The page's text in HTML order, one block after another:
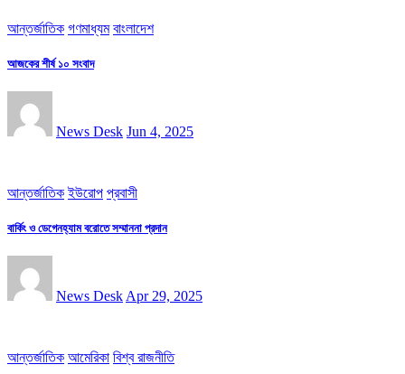
আন্তর্জাতিক গণমাধ্যম বাংলাদেশ
আজকের শীর্ষ ১০ সংবাদ
News Desk Jun 4, 2025
আন্তর্জাতিক ইউরোপ প্রবাসী
বার্কিং ও ডেগেনহ্যাম বরোতে সম্মাননা প্রদান
News Desk Apr 29, 2025
আন্তর্জাতিক আমেরিকা বিশ্ব রাজনীতি